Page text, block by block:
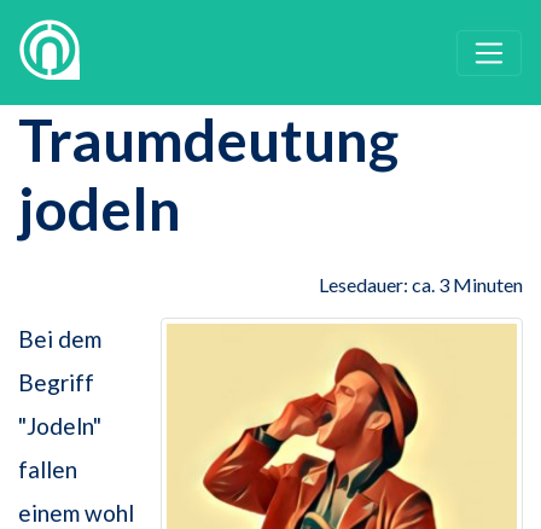
Traumdeutung
jodeln
Lesedauer: ca. 3 Minuten
Bei dem
Begriff
"Jodeln"
fallen
einem wohl